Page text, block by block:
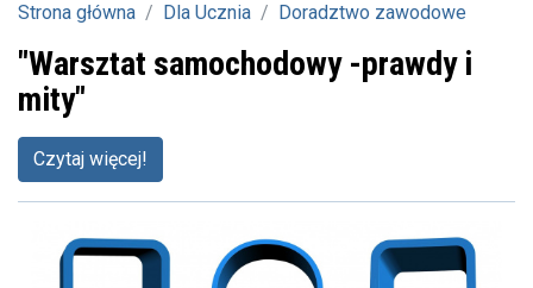
Strona główna Dla Ucznia Doradztwo zawodowe
"Warsztat samochodowy -prawdy i
mity"
Czytaj więcej!